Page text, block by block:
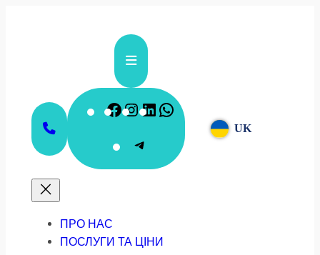
Facebook
Instagram
LinkedIn
WhatsApp
Telegram
UK
ПРО НАС
ПОСЛУГИ ТА ЦІНИ